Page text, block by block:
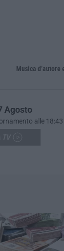
Musica d’autore e
Agosto
alle 18:43